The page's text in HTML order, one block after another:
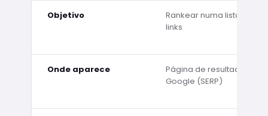
Objetivo
Rankear numa lista de
links
Onde aparece
Página de resultados do
Google (SERP)